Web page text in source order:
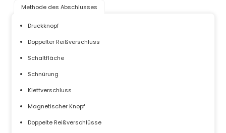
Methode des Abschlusses
Druckknopf
Doppelter Reißverschluss
Schaltfläche
Schnürung
Klettverschluss
Magnetischer Knopf
Doppelte Reißverschlüsse